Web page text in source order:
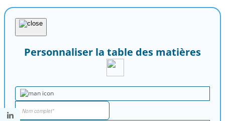
Personnaliser la table des matières